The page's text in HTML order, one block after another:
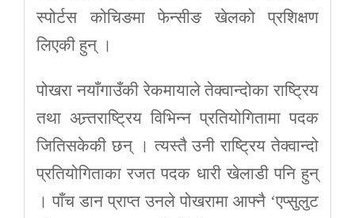
स्पोर्टस कोचिङमा फेन्सीङ खेलको प्रशिक्षण
लिएकी हुन् ।
पोखरा नयाँगाउँकी रेकमायाले तेक्वान्दोका राष्ट्रिय
तथा अन्र्तराष्ट्रिय विभिन्न प्रतियोगितामा पदक
जितिसकेकी छन् । त्यस्तै उनी राष्ट्रिय तेक्वान्दो
प्रतियोगिताका रजत पदक धारी खेलाडी पनि हुन्
। पाँच डान प्राप्त उनले पोखरामा आफ्नै ‘एप्सुलुट